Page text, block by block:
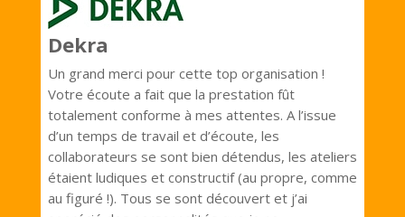
Dekra
Un grand merci pour cette top organisation !
Votre écoute a fait que la prestation fût
totalement conforme à mes attentes. A l’issue
d’un temps de travail et d’écoute, les
collaborateurs se sont bien détendus, les ateliers
étaient ludiques et constructif (au propre, comme
au figuré !). Tous se sont découvert et j’ai